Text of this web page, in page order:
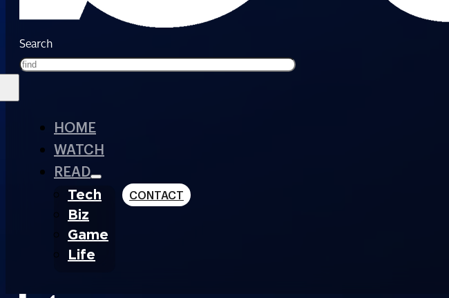
Search
HOME
WATCH
READ
Tech
Biz
Game
Life
CONTACT